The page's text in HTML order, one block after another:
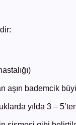
aşırı bademcik
yılda 3 –